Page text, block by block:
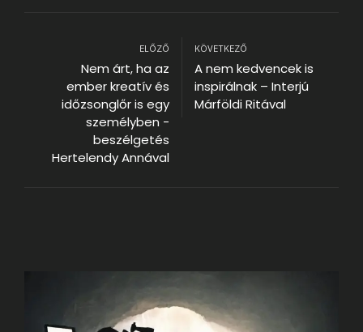
ELŐZŐ
Nem árt, ha az
ember kreatív és
időzsonglőr is egy
személyben -
beszélgetés
Hertelendy Annával
KÖVETKEZŐ
A nem kedvencek is
inspirálnak – Interjú
Márföldi Ritával